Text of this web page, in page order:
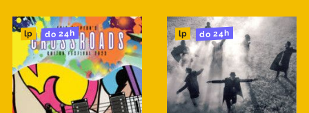
lp do 24h lp do 24h